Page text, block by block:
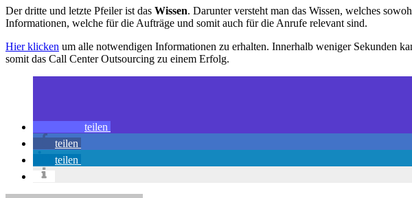
Der dritte und letzte Pfeiler ist das Wissen. Darunter versteht man das Wissen, welches
Informationen, welche für die Aufträge und somit auch für die Anrufe relevant sind.
Hier klicken um alle notwendigen Informationen zu erhalten. Innerhalb weniger Sekunden
somit das Call Center Outsourcing zu einem Erfolg.
teilen
teilen
teilen